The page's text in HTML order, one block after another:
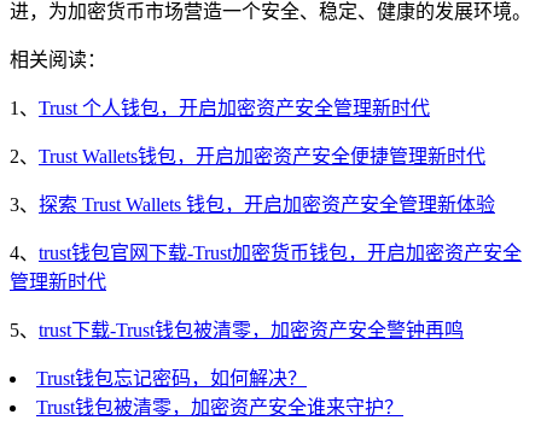
进，为加密货币市场营造一个安全、稳定、健康的发展环境。
相关阅读：
1、 Trust 个人钱包，开启加密资产安全管理新时代
2、 Trust Wallets钱包，开启加密资产安全便捷管理新时代
3、 探索 Trust Wallets 钱包，开启加密资产安全管理新体验
4、 trust钱包官网下载-Trust加密货币钱包，开启加密资产安全
管理新时代
5、 trust下载-Trust钱包被清零，加密资产安全警钟再鸣
Trust钱包忘记密码，如何解决？
Trust钱包被清零，加密资产安全谁来守护？